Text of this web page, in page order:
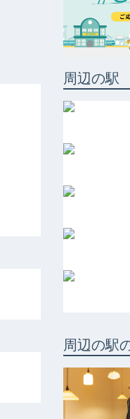
周辺の駅
周辺の駅